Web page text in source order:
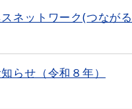
ネットワーク(つなが
らせ（令和８年）